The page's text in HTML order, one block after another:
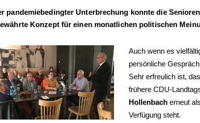
pandemiebedingter Unterbrechung konnte die
Konzept für einen monatlichen politischen
Auch wenn es
persönliche
Sehr erfreulich ist,
frühere CDU-
Hollenbach erneut
Verfügung steht.